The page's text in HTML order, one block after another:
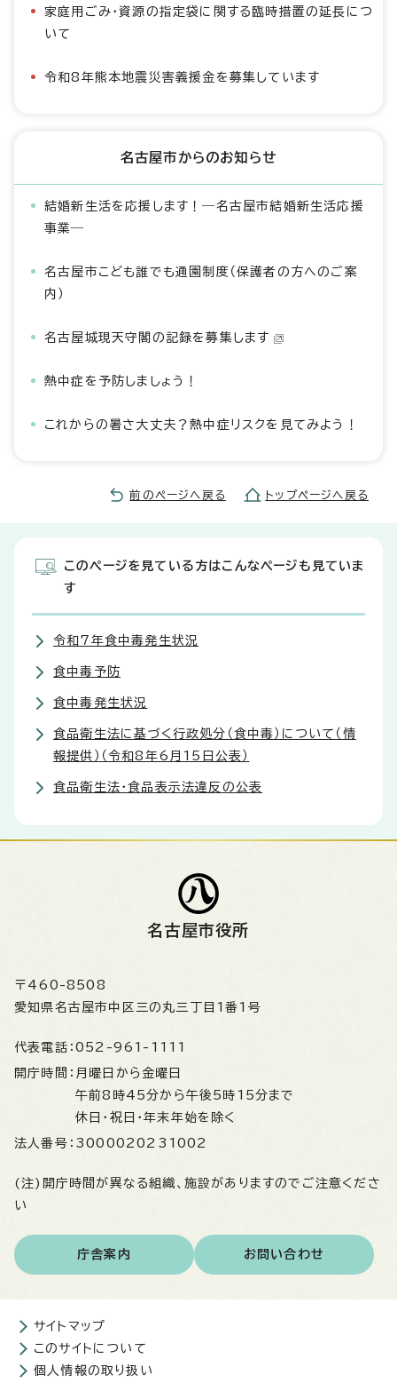
家庭用ごみ・資源の指定袋に関する臨時措置の延長につ
いて
令和8年熊本地震災害義援金を募集しています
名古屋市からのお知らせ
結婚新生活を応援します！―名古屋市結婚新生活応援
事業―
名古屋市こども誰でも通園制度（保護者の方へのご案
内）
名古屋城現天守閣の記録を募集します
熱中症を予防しましょう！
これからの暑さ大丈夫？熱中症リスクを見てみよう！
前のページへ戻る トップページへ戻る
このページを見ている方はこんなページも見ていま
す
令和7年食中毒発生状況
食中毒予防
食中毒発生状況
食品衛生法に基づく行政処分（食中毒）について（情
報提供）（令和8年6月15日公表）
食品衛生法・食品表示法違反の公表
名古屋市役所
〒460-8508
愛知県名古屋市中区三の丸三丁目1番1号
代表電話： 052-961-1111
開庁時間： 月曜日から金曜日
午前8時45分から午後5時15分まで
休日・祝日・年末年始を除く
法人番号： 3000020231002
(注)開庁時間が異なる組織、施設がありますのでご注意くださ
い
庁舎案内 お問い合わせ
サイトマップ
このサイトについて
個人情報の取り扱い